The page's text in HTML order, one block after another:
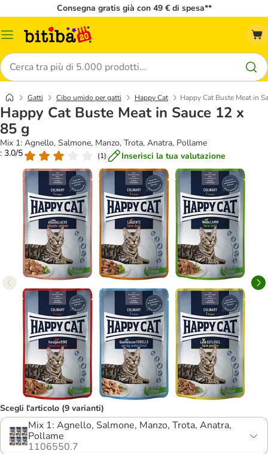
Consegna gratis già con 49 € di spesa**
Overview
Cerca
Gatti Cibo umido per gatti Happy Cat Happy Cat Buste Meat in
Happy Cat Buste Meat in Sauce 12 x
85 g
Mix 1: Agnello, Salmone, Manzo, Trota, Anatra, Pollame
: 3.0/5
(1) Inserisci la tua valutazione
Scegli l'articolo (9 varianti)
Mix 1: Agnello, Salmone, Manzo, Trota, Anatra,
Pollame
1106550.7